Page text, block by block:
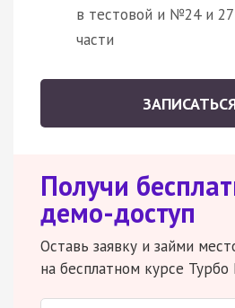
в тестовой и №24 и
части
Получи
демо-доступ
Оставь заявку и займи
на бесплатном курсе Турбо